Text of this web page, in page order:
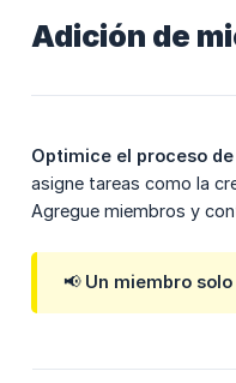
Adición de
Optimice el proceso
asigne tareas como la
Agregue miembros y
📢 Un miembro